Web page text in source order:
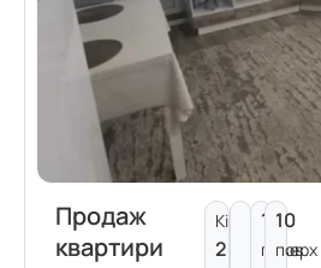
Продаж
квартири
Кімнат:
2
1
поверх
10
пов.